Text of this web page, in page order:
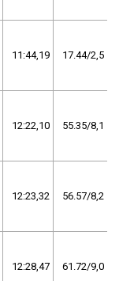
11:44,19 17.44/2,5
12:22,10 55.35/8,1
12:23,32 56.57/8,2
12:28,47 61.72/9,0